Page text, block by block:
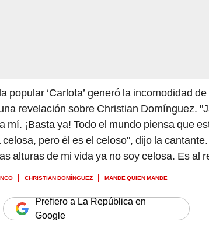
popular ‘Carlota’ generó la incomodidad
revelación sobre Christian Domínguez.
mí. ¡Basta ya! Todo el mundo piensa que
pero él es el celoso", dijo la
alturas de mi vida ya no soy celosa. Es al
CHRISTIAN DOMÍNGUEZ MANDE QUIEN MANDE
Prefiero a La República en
Google